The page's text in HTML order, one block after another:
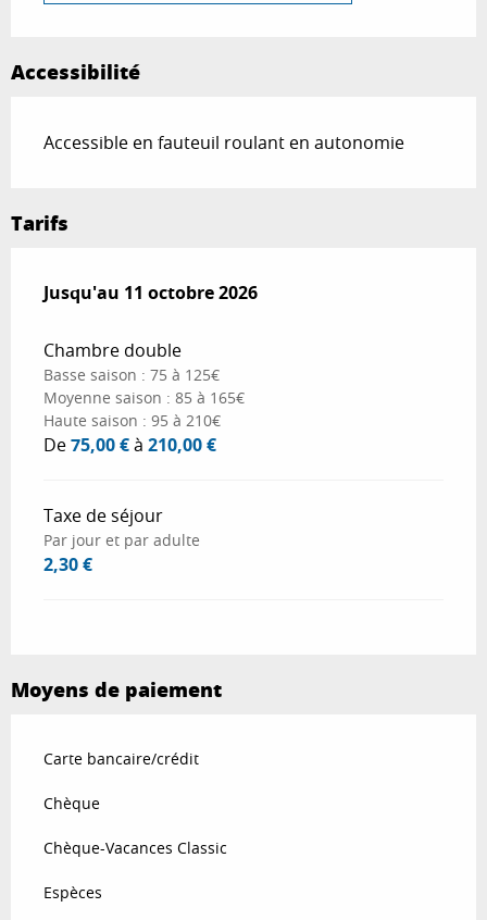
Accessibilité
Accessible en fauteuil roulant en autonomie
Tarifs
Du26 avril 2026au11 octobre 2026
Jusqu'au 11 octobre 2026
Chambre double
Basse saison : 75 à 125€
Moyenne saison : 85 à 165€
Haute saison : 95 à 210€
De75,00 €à 210,00 €
Taxe de séjour
Par jour et par adulte
2,30 €
Moyens de paiement
Carte bancaire/crédit
Chèque
Chèque-Vacances Classic
Espèces